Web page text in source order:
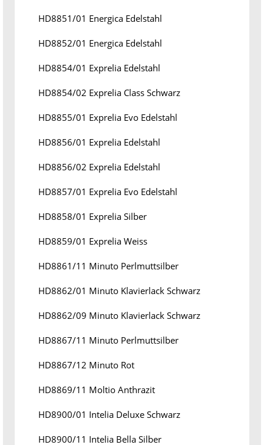
HD8851/01 Energica Edelstahl
HD8852/01 Energica Edelstahl
HD8854/01 Exprelia Edelstahl
HD8854/02 Exprelia Class Schwarz
HD8855/01 Exprelia Evo Edelstahl
HD8856/01 Exprelia Edelstahl
HD8856/02 Exprelia Edelstahl
HD8857/01 Exprelia Evo Edelstahl
HD8858/01 Exprelia Silber
HD8859/01 Exprelia Weiss
HD8861/11 Minuto Perlmuttsilber
HD8862/01 Minuto Klavierlack Schwarz
HD8862/09 Minuto Klavierlack Schwarz
HD8867/11 Minuto Perlmuttsilber
HD8867/12 Minuto Rot
HD8869/11 Moltio Anthrazit
HD8900/01 Intelia Deluxe Schwarz
HD8900/11 Intelia Bella Silber